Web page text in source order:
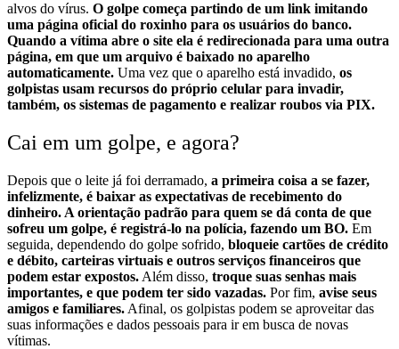
alvos do vírus. O golpe começa partindo de um link imitando
uma página oficial do roxinho para os usuários do banco.
Quando a vítima abre o site ela é redirecionada para uma outra
página, em que um arquivo é baixado no aparelho
automaticamente. Uma vez que o aparelho está invadido, os
golpistas usam recursos do próprio celular para invadir,
também, os sistemas de pagamento e realizar roubos via PIX.
Cai em um golpe, e agora?
Depois que o leite já foi derramado, a primeira coisa a se fazer,
infelizmente, é baixar as expectativas de recebimento do
dinheiro. A orientação padrão para quem se dá conta de que
sofreu um golpe, é registrá-lo na polícia, fazendo um BO. Em
seguida, dependendo do golpe sofrido, bloqueie cartões de crédito
e débito, carteiras virtuais e outros serviços financeiros que
podem estar expostos. Além disso, troque suas senhas mais
importantes, e que podem ter sido vazadas. Por fim, avise seus
amigos e familiares. Afinal, os golpistas podem se aproveitar das
suas informações e dados pessoais para ir em busca de novas
vítimas.